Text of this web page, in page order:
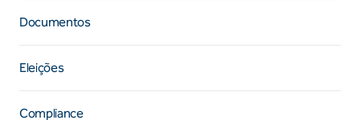
Documentos
Eleições
Compliance